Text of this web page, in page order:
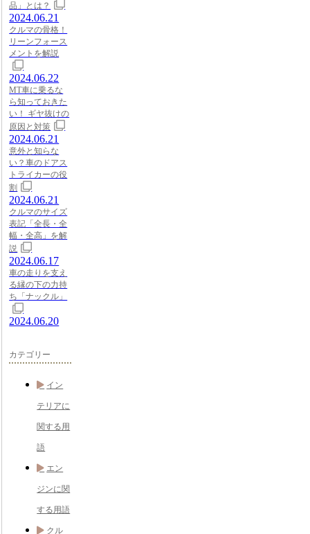
品」とは？
2024.06.21
クルマの骨格！
リーンフォース
メントを解説
2024.06.22
MT車に乗るな
ら知っておきた
い！ ギヤ抜けの
原因と対策
2024.06.21
意外と知らな
い？車のドアス
トライカーの役
割
2024.06.21
クルマのサイズ
表記「全長・全
幅・全高」を解
説
2024.06.17
車の走りを支え
る縁の下の力持
ち「ナックル」
2024.06.20
カテゴリー
イン
テリアに
関する用
語
エン
ジンに関
する用語
クル